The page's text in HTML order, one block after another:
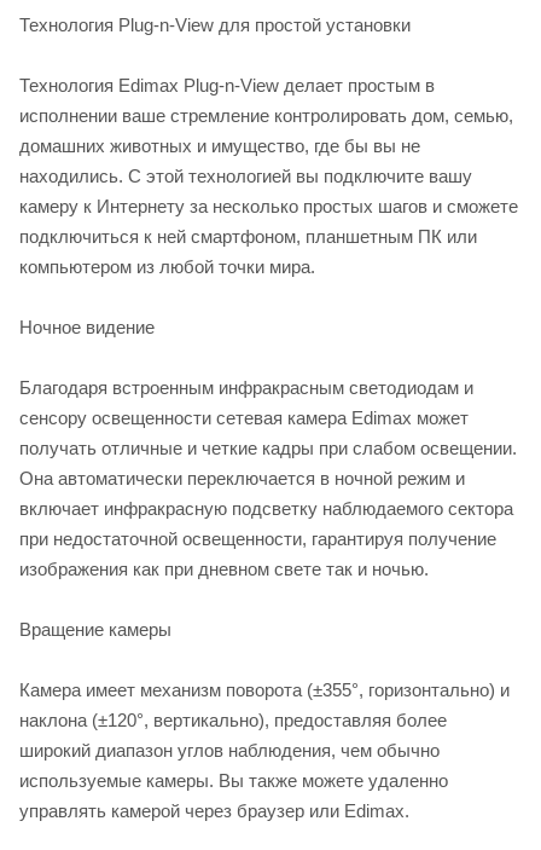
Технология Plug-n-View для простой установки
Технология Edimax Plug-n-View делает простым в
исполнении ваше стремление контролировать дом, семью,
домашних животных и имущество, где бы вы не
находились. С этой технологией вы подключите вашу
камеру к Интернету за несколько простых шагов и сможете
подключиться к ней смартфоном, планшетным ПК или
компьютером из любой точки мира.
Ночное видение
Благодаря встроенным инфракрасным светодиодам и
сенсору освещенности сетевая камера Edimax может
получать отличные и четкие кадры при слабом освещении.
Она автоматически переключается в ночной режим и
включает инфракрасную подсветку наблюдаемого сектора
при недостаточной освещенности, гарантируя получение
изображения как при дневном свете так и ночью.
Вращение камеры
Камера имеет механизм поворота (±355°, горизонтально) и
наклона (±120°, вертикально), предоставляя более
широкий диапазон углов наблюдения, чем обычно
используемые камеры. Вы также можете удаленно
управлять камерой через браузер или Edimax.